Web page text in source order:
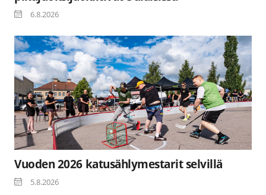
6.8.2026
Vuoden 2026 katusählymestarit selvillä
5.8.2026